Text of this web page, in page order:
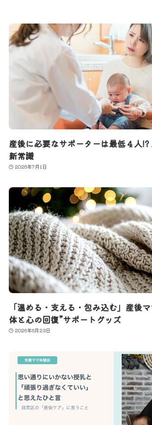
産後に必要なサポーターは最低４人
新常識
2026年7月1日
「温める・支える・包み込む」産後
体と心の回復”サポートグッズ
2026年6月23日